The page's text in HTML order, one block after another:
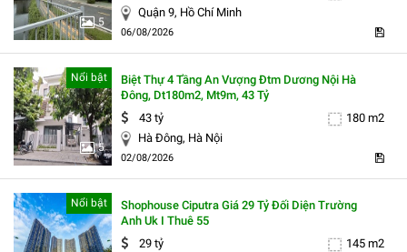
5
Quận 9, Hồ Chí Minh
06/08/2026
5
Nổi bật
Biệt Thự 4 Tầng An Vượng Đtm Dương Nội Hà
Đông, Dt180m2, Mt9m, 43 Tỷ
43 tỷ
180 m2
Hà Đông, Hà Nội
02/08/2026
Nổi bật
Shophouse Ciputra Giá 29 Tỷ Đối Diện Trường
Anh Uk I Thuê 55
29 tỷ
145 m2